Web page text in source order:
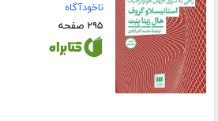
ناخودآگاه
۲۹۵ صفحه